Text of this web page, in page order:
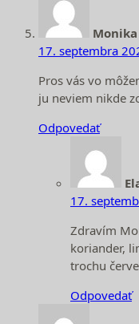
Monika
17. septembra
Pros vás vo
ju neviem nikde
Odpovedať
17.
Zdravím
koriander,
trochu
Odpovedať